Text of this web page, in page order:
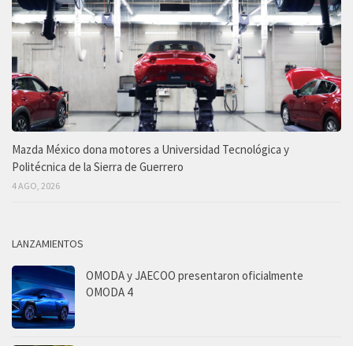
Mazda México dona motores a Universidad Tecnológica y
Politécnica de la Sierra de Guerrero
4 AGO, 2026
LANZAMIENTOS
OMODA y JAECOO presentaron oficialmente
OMODA 4